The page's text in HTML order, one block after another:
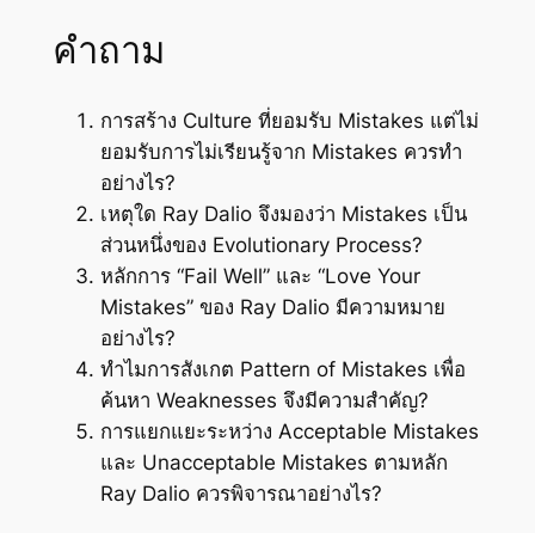
คำถาม
การสร้าง Culture ที่ยอมรับ Mistakes แต่ไม่
ยอมรับการไม่เรียนรู้จาก Mistakes ควรทำ
อย่างไร?
เหตุใด Ray Dalio จึงมองว่า Mistakes เป็น
ส่วนหนึ่งของ Evolutionary Process?
หลักการ “Fail Well” และ “Love Your
Mistakes” ของ Ray Dalio มีความหมาย
อย่างไร?
ทำไมการสังเกต Pattern of Mistakes เพื่อ
ค้นหา Weaknesses จึงมีความสำคัญ?
การแยกแยะระหว่าง Acceptable Mistakes
และ Unacceptable Mistakes ตามหลัก
Ray Dalio ควรพิจารณาอย่างไร?